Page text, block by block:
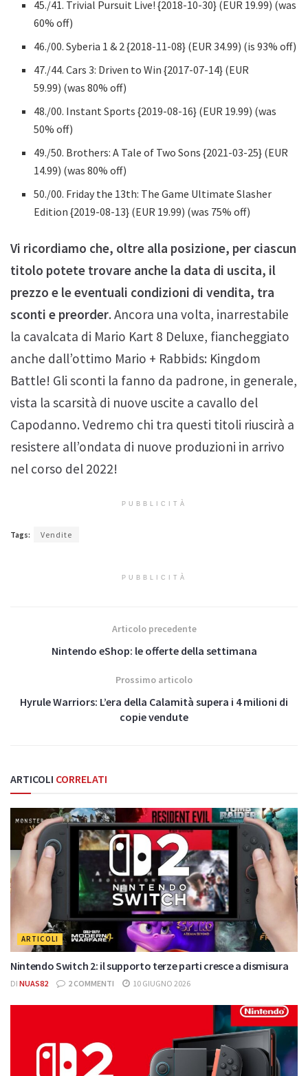
45./41. Trivial Pursuit Live! {2018-10-30} (EUR 19.99) (was
60% off)
46./00. Syberia 1 & 2 {2018-11-08} (EUR 34.99) (is 93% off)
47./44. Cars 3: Driven to Win {2017-07-14} (EUR
59.99) (was 80% off)
48./00. Instant Sports {2019-08-16} (EUR 19.99) (was
50% off)
49./50. Brothers: A Tale of Two Sons {2021-03-25} (EUR
14.99) (was 80% off)
50./00. Friday the 13th: The Game Ultimate Slasher
Edition {2019-08-13} (EUR 19.99) (was 75% off)
Vi ricordiamo che, oltre alla posizione, per ciascun
titolo potete trovare anche la data di uscita, il
prezzo e le eventuali condizioni di vendita, tra
sconti e preorder. Ancora una volta, inarrestabile
la cavalcata di Mario Kart 8 Deluxe, fiancheggiato
anche dall’ottimo Mario + Rabbids: Kingdom
Battle! Gli sconti la fanno da padrone, in generale,
vista la scarsità di nuove uscite a cavallo del
Capodanno. Vedremo chi tra questi titoli riuscirà a
resistere all’ondata di nuove produzioni in arrivo
nel corso del 2022!
PUBBLICITÀ
Tags: Vendite
PUBBLICITÀ
Articolo precedente
Nintendo eShop: le offerte della settimana
Prossimo articolo
Hyrule Warriors: L’era della Calamità supera i 4 milioni di
copie vendute
ARTICOLI CORRELATI
ARTICOLI
Nintendo Switch 2: il supporto terze parti cresce a dismisura
DI NUAS82 2 COMMENTI 10 GIUGNO 2026